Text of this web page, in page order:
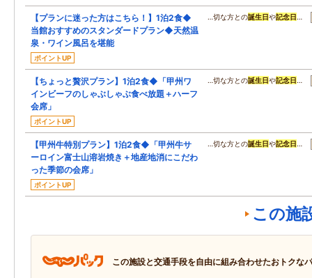
【プランに迷った方はこちら！】1泊2食◆
当館おすすめのスタンダードプラン◆天然温
泉・ワイン風呂を堪能
ポイントUP
…切な方との誕生日や記念日 …
【ちょっと贅沢プラン】1泊2食◆「甲州ワ
インビーフのしゃぶしゃぶ食べ放題＋ハーフ
会席」
ポイントUP
…切な方との誕生日や記念日 …
【甲州牛特別プラン】1泊2食◆「甲州牛サ
ーロイン富士山溶岩焼き＋地産地消にこだわ
った季節の会席」
ポイントUP
…切な方との誕生日や記念日 …
この施
この施設と交通手段を自由に組み合わせたおトクな